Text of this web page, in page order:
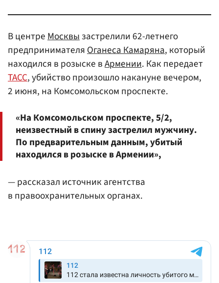
В центре Москвы застрелили 62-летнего
предпринимателя Оганеса Камаряна, который
находился в розыске вАрмении. Как передает
ТАСС, убийство произошло накануне вечером,
2 июня, на Комсомольском проспекте.
«На Комсомольском проспекте, 5/2,
неизвестный в спину застрелил мужчину.
По предварительным данным, убитый
находился в розыске в Армении»,
— рассказал источник агентства
в правоохранительных органах.